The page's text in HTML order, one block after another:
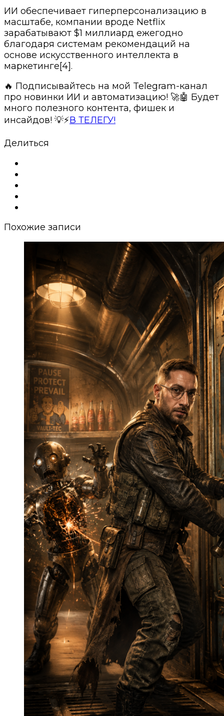
ИИ обеспечивает гиперперсонализацию в
масштабе, компании вроде Netflix
зарабатывают $1 миллиард ежегодно
благодаря системам рекомендаций на
основе искусственного интеллекта в
маркетинге[4].
🔥 Подписывайтесь на мой Telegram-канал
про новинки ИИ и автоматизацию! 🚀🤖 Будет
много полезного контента, фишек и
инсайдов! 💡⚡️В ТЕЛЕГУ!
Делиться
Похожие записи